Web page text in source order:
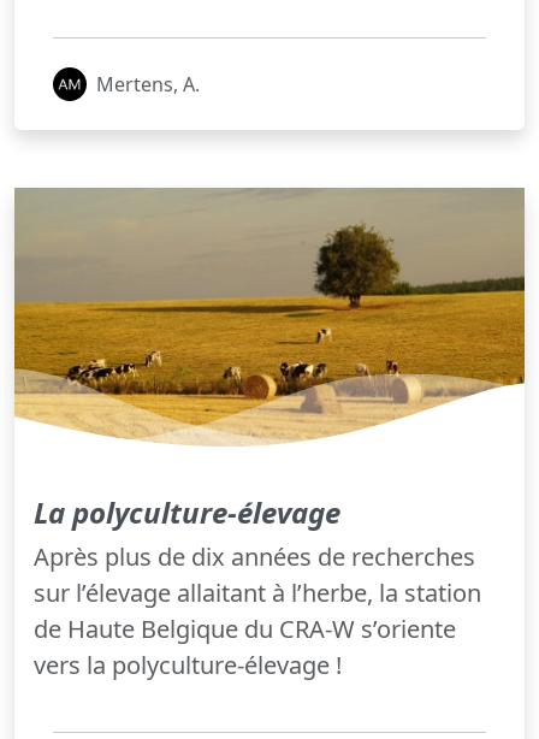
Mertens, A.
La polyculture-élevage
Après plus de dix années de recherches
sur l’élevage allaitant à l’herbe, la station
de Haute Belgique du CRA-W s’oriente
vers la polyculture-élevage !